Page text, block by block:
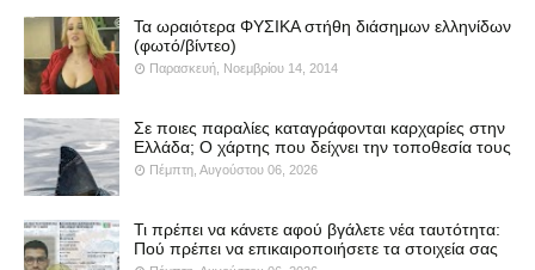
Τα ωραιότερα ΦΥΣΙΚΑ στήθη διάσημων ελληνίδων
(φωτό/βίντεο)
Παρασκευή, Νοεμβρίου 14, 2014
Σε ποιες παραλίες καταγράφονται καρχαρίες στην
Ελλάδα; Ο χάρτης που δείχνει την τοποθεσία τους
Πέμπτη, Αυγούστου 06, 2026
Τι πρέπει να κάνετε αφού βγάλετε νέα ταυτότητα:
Πού πρέπει να επικαιροποιήσετε τα στοιχεία σας